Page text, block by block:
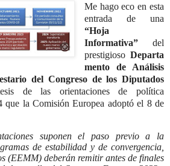
Me hago eco en esta
entrada de una
“Hoja
Informativa”
del
prestigioso Departa
mento de Análisis
del Congreso de los Diputados
de las orientaciones de política
que la Comisión Europea adoptó el 8 de
suponen el paso previo a la
de estabilidad y de convergencia,
(EEMM) deberán remitir antes de finales